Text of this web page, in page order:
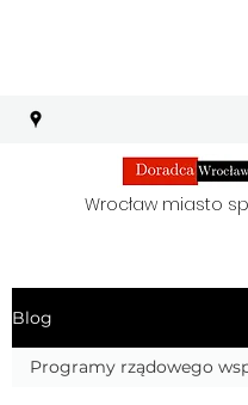
Wrocław miasto
Blog
Programy rządowego